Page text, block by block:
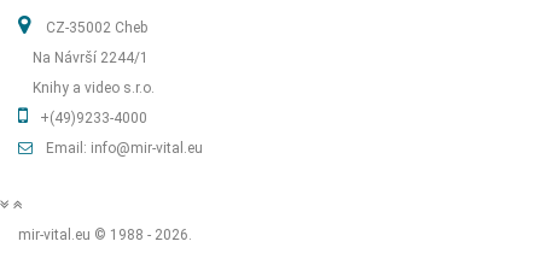
CZ-35002 Cheb
Na Návrší 2244/1
Knihy a video s.r.o.
+(49)9233-4000
Email: info@mir-vital.eu
mir-vital.eu © 1988 - 2026.